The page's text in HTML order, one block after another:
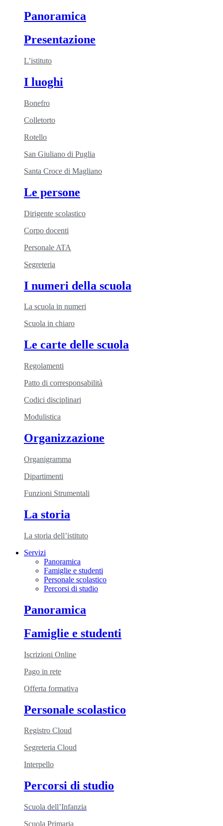
Panoramica
Presentazione
L’istituto
I luoghi
Bonefro
Colletorto
Rotello
San Giuliano di Puglia
Santa Croce di Magliano
Le persone
Dirigente scolastico
Corpo docenti
Personale ATA
Segreteria
I numeri della scuola
La scuola in numeri
Scuola in chiaro
Le carte delle scuola
Regolamenti
Patto di corresponsabilità
Codici disciplinari
Modulistica
Organizzazione
Organigramma
Dipartimenti
Funzioni Strumentali
La storia
La storia dell’istituto
Servizi
Panoramica
Famiglie e studenti
Personale scolastico
Percorsi di studio
Panoramica
Famiglie e studenti
Iscrizioni Online
Pago in rete
Offerta formativa
Personale scolastico
Registro Cloud
Segreteria Cloud
Interpello
Percorsi di studio
Scuola dell’Infanzia
Scuola Primaria